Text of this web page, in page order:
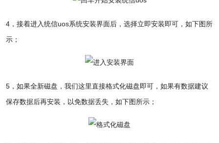
4，接着进入统信uos系统安装界面后，选择立即安装即可，如下图所
示；
5，如果全新磁盘，我们这里直接格式化磁盘即可，如果有数据建议
保存数据后再安装，以免数据丢失，如下图所示；